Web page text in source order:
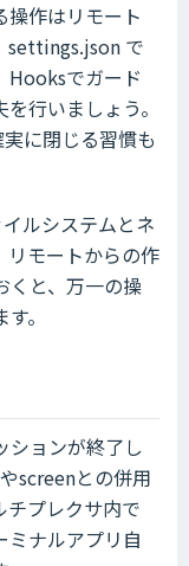
操作はリモート
settings.json で
Hooksでガード
行いましょう。
に閉じる習慣も
ルシステムとネ
リモートからの作
くと、万一の操
。
ションが終了し
screenとの併用
チプレクサ内で
ナルアプリ自